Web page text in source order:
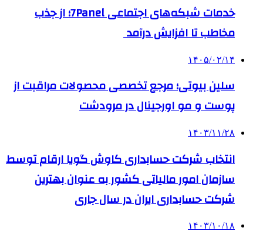
خدمات شبکه‌های اجتماعی 7Panel؛ از جذب
مخاطب تا افزایش درآمد
۱۴۰۵/۰۲/۱۴
سلین بیوتی؛ مرجع تخصصی محصولات مراقبت از
پوست و مو اورجینال در مرودشت
۱۴۰۳/۱۱/۲۸
انتخاب شرکت حسابداری کاوش گویا ارقام توسط
سازمان امور مالیاتی کشور به عنوان بهترین
شرکت حسابداری ایران در سال جاری
۱۴۰۳/۱۰/۱۸